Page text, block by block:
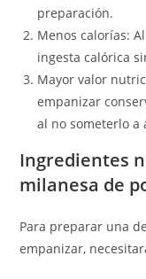
preparación.
Menos calorías:
ingesta calórica
Mayor valor
empanizar
al no someterlo
Ingredientes
milanesa de
Para preparar una
empanizar,